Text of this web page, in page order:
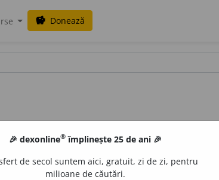
savings Donează
🎉 dexonline® împlinește 25 de ani 🎉
de secol suntem aici, gratuit, zi de zi, pentru
milioane de căutări.